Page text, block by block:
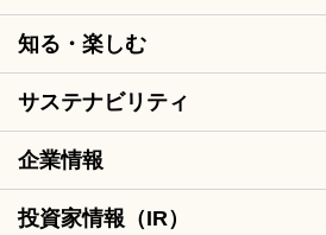
知る・楽しむ
サステナビリティ
企業情報
投資家情報（IR）